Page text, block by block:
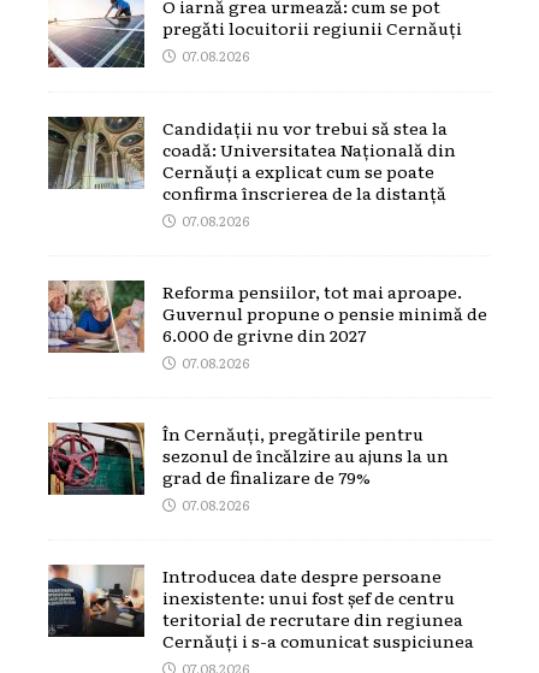
O iarnă grea urmează: cum se pot
pregăti locuitorii regiunii Cernăuți
07.08.2026
Candidații nu vor trebui să stea la
coadă: Universitatea Națională din
Cernăuți a explicat cum se poate
confirma înscrierea de la distanță
07.08.2026
Reforma pensiilor, tot mai aproape.
Guvernul propune o pensie minimă de
6.000 de grivne din 2027
07.08.2026
În Cernăuți, pregătirile pentru
sezonul de încălzire au ajuns la un
grad de finalizare de 79%
07.08.2026
Introducea date despre persoane
inexistente: unui fost șef de centru
teritorial de recrutare din regiunea
Cernăuți i s-a comunicat suspiciunea
07.08.2026